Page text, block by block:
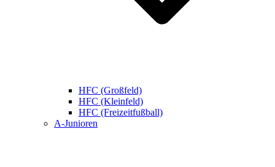
HFC (Großfeld)
HFC (Kleinfeld)
HFC (Freizeitfußball)
A-Junioren